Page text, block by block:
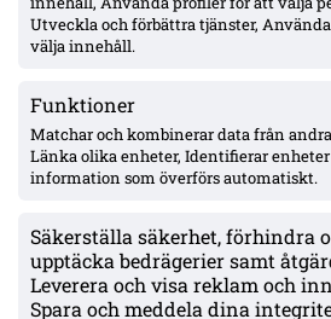
Utveckla och förbättra tjänster,
välja innehåll.
Funktioner
Matchar och kombinerar data från
Länka olika enheter, Identifierar enheter
information som överförs automatiskt.
Säkerställa säkerhet, förhindra
upptäcka bedrägerier samt
Leverera och visa reklam och
Spara och meddela dina
föreningssamarbete – gör
Superettan
ÖVERSIKT
Nyheter & Reportage
Spelarbetyg
KONTAKT
kontakt@bollsvenskan.se
redaktionen@bollsvenskan.se
jobb@bollsvenskan.se